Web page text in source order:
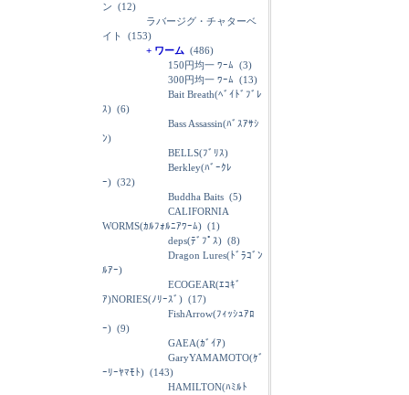
ン (12)
ラバージグ・チャターベ
イト
(153)
+ ワーム (486)
150円均一 ﾜｰﾑ (3)
300円均一 ﾜｰﾑ (13)
Bait Breath(ﾍﾞｲﾄﾞﾌﾞﾚ
ｽ) (6)
Bass Assassin(ﾊﾞｽｱｻｼ
ﾝ)
BELLS(ﾌﾞﾘｽ)
Berkley(ﾊﾞｰｸﾚ
ｰ) (32)
Buddha Baits (5)
CALIFORNIA
WORMS(ｶﾙﾌｫﾙﾆｱﾜｰﾑ) (1)
deps(ﾃﾞﾌﾟｽ) (8)
Dragon Lures(ﾄﾞﾗｺﾞﾝ
ﾙｱｰ)
ECOGEAR(ｴｺｷﾞ
ｱ)NORIES(ﾉﾘｰｽﾞ) (17)
FishArrow(ﾌｨｯｼｭｱﾛ
ｰ) (9)
GAEA(ｶﾞｲｱ)
GaryYAMAMOTO(ｹﾞ
ｰﾘｰﾔﾏﾓﾄ) (143)
HAMILTON(ﾊﾐﾙﾄ